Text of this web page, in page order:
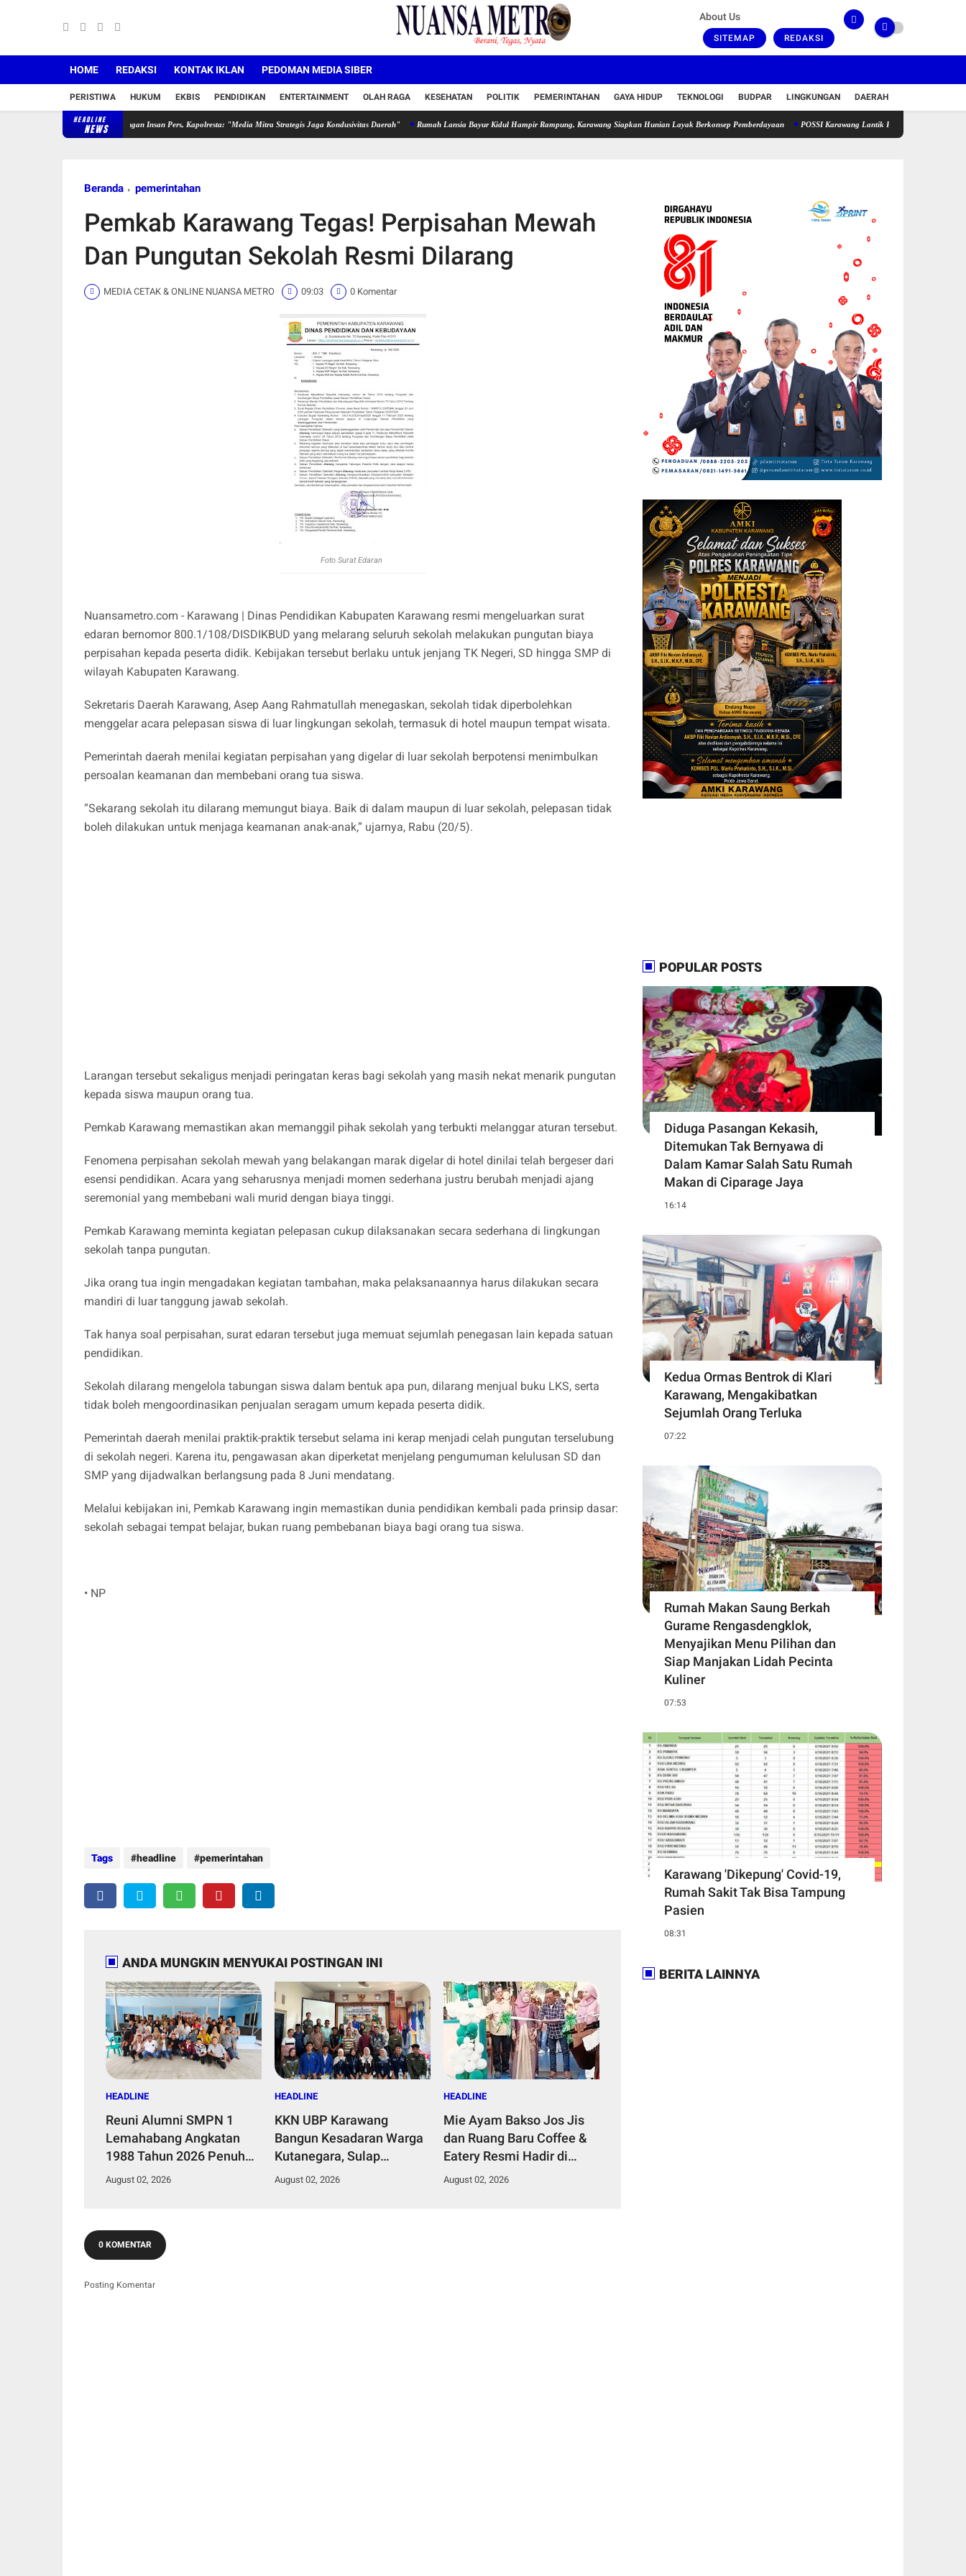
About Us
SITEMAP REDAKSI
HOME REDAKSI KONTAK IKLAN PEDOMAN MEDIA SIBER
PERISTIWA HUKUM EKBIS PENDIDIKAN ENTERTAINMENT OLAH RAGA KESEHATAN POLITIK PEMERINTAHAN GAYA HIDUP TEKNOLOGI BUDPAR LINGKUNGAN DAERAH
HEADLINE
NEWS
Perkuat Sinergi Dengan Insan Pers, Kapolresta: "Media Mitra Strategis Jaga Kondusivitas Daerah" Rumah Lansia Bayur Kidul Hampir Rampung, Karawang Siapkan Hunian Layak Berkonsep Pemberdayaan POSSI Karawang Lantik Pengurus Baru 2026-2030, Siap
Beranda pemerintahan
Pemkab Karawang Tegas! Perpisahan Mewah
Dan Pungutan Sekolah Resmi Dilarang
MEDIA CETAK & ONLINE NUANSA METRO 09:03 0 Komentar
Foto Surat Edaran
Nuansametro.com - Karawang | Dinas Pendidikan Kabupaten Karawang resmi mengeluarkan surat
edaran bernomor 800.1/108/DISDIKBUD yang melarang seluruh sekolah melakukan pungutan biaya
perpisahan kepada peserta didik. Kebijakan tersebut berlaku untuk jenjang TK Negeri, SD hingga SMP di
wilayah Kabupaten Karawang.
Sekretaris Daerah Karawang, Asep Aang Rahmatullah menegaskan, sekolah tidak diperbolehkan
menggelar acara pelepasan siswa di luar lingkungan sekolah, termasuk di hotel maupun tempat wisata.
Pemerintah daerah menilai kegiatan perpisahan yang digelar di luar sekolah berpotensi menimbulkan
persoalan keamanan dan membebani orang tua siswa.
“Sekarang sekolah itu dilarang memungut biaya. Baik di dalam maupun di luar sekolah, pelepasan tidak
boleh dilakukan untuk menjaga keamanan anak-anak,” ujarnya, Rabu (20/5).
Larangan tersebut sekaligus menjadi peringatan keras bagi sekolah yang masih nekat menarik pungutan
kepada siswa maupun orang tua.
Pemkab Karawang memastikan akan memanggil pihak sekolah yang terbukti melanggar aturan tersebut.
Fenomena perpisahan sekolah mewah yang belakangan marak digelar di hotel dinilai telah bergeser dari
esensi pendidikan. Acara yang seharusnya menjadi momen sederhana justru berubah menjadi ajang
seremonial yang membebani wali murid dengan biaya tinggi.
Pemkab Karawang meminta kegiatan pelepasan cukup dilaksanakan secara sederhana di lingkungan
sekolah tanpa pungutan.
Jika orang tua ingin mengadakan kegiatan tambahan, maka pelaksanaannya harus dilakukan secara
mandiri di luar tanggung jawab sekolah.
Tak hanya soal perpisahan, surat edaran tersebut juga memuat sejumlah penegasan lain kepada satuan
pendidikan.
Sekolah dilarang mengelola tabungan siswa dalam bentuk apa pun, dilarang menjual buku LKS, serta
tidak boleh mengoordinasikan penjualan seragam umum kepada peserta didik.
Pemerintah daerah menilai praktik-praktik tersebut selama ini kerap menjadi celah pungutan terselubung
di sekolah negeri. Karena itu, pengawasan akan diperketat menjelang pengumuman kelulusan SD dan
SMP yang dijadwalkan berlangsung pada 8 Juni mendatang.
Melalui kebijakan ini, Pemkab Karawang ingin memastikan dunia pendidikan kembali pada prinsip dasar:
sekolah sebagai tempat belajar, bukan ruang pembebanan biaya bagi orang tua siswa.
• NP
Tags headline pemerintahan
ANDA MUNGKIN MENYUKAI POSTINGAN INI
HEADLINE
Reuni Alumni SMPN 1
Lemahabang Angkatan
1988 Tahun 2026 Penuh
Haru, Endang Nupo
August 02, 2026
HEADLINE
KKN UBP Karawang
Bangun Kesadaran Warga
Kutanegara, Sulap
Sampah Organik Jadi
August 02, 2026
HEADLINE
Mie Ayam Bakso Jos Jis
dan Ruang Baru Coffee &
Eatery Resmi Hadir di
Karawang, Tawarkan Cita
August 02, 2026
0 KOMENTAR
Posting Komentar
POPULAR POSTS
Diduga Pasangan Kekasih,
Ditemukan Tak Bernyawa di
Dalam Kamar Salah Satu Rumah
Makan di Ciparage Jaya
16:14
Kedua Ormas Bentrok di Klari
Karawang, Mengakibatkan
Sejumlah Orang Terluka
07:22
Rumah Makan Saung Berkah
Gurame Rengasdengklok,
Menyajikan Menu Pilihan dan
Siap Manjakan Lidah Pecinta
Kuliner
07:53
Karawang 'Dikepung' Covid-19,
Rumah Sakit Tak Bisa Tampung
Pasien
08:31
BERITA LAINNYA